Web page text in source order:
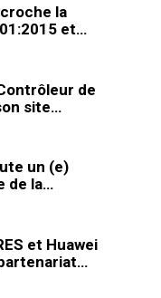
la
et…
de
site…
un (e)
de la…
et Huawei